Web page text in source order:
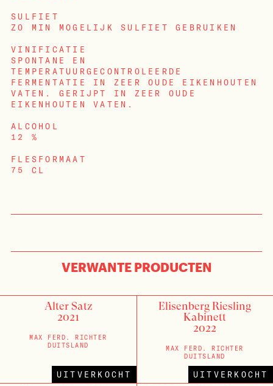
SULFIET
ZO MIN MOGELIJK SULFIET GEBRUIKEN
VINIFICATIE
SPONTANE EN
TEMPERATUURGECONTROLEERDE
FERMENTATIE IN ZEER OUDE EIKENHOUTEN
VATEN. GERIJPT IN ZEER OUDE
EIKENHOUTEN VATEN.
ALCOHOL
12 %
FLESFORMAAT
75 CL
VERWANTE PRODUCTEN
Alter Satz
2021
MAX FERD. RICHTER
DUITSLAND
UITVERKOCHT
Elisenberg Riesling
Kabinett
2022
MAX FERD. RICHTER
DUITSLAND
UITVERKOCHT